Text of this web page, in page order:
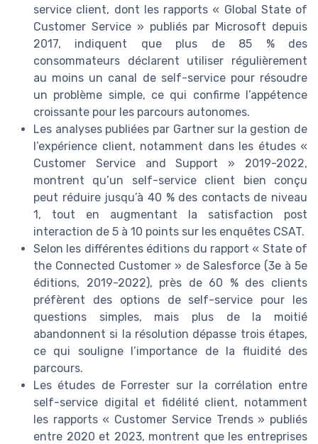
service client, dont les rapports « Global State of
Customer Service » publiés par Microsoft depuis
2017, indiquent que plus de 85 % des
consommateurs déclarent utiliser régulièrement
au moins un canal de self-service pour résoudre
un problème simple, ce qui confirme l’appétence
croissante pour les parcours autonomes.
Les analyses publiées par Gartner sur la gestion de
l’expérience client, notamment dans les études «
Customer Service and Support » 2019-2022,
montrent qu’un self-service client bien conçu
peut réduire jusqu’à 40 % des contacts de niveau
1, tout en augmentant la satisfaction post
interaction de 5 à 10 points sur les enquêtes CSAT.
Selon les différentes éditions du rapport « State of
the Connected Customer » de Salesforce (3e à 5e
éditions, 2019-2022), près de 60 % des clients
préfèrent des options de self-service pour les
questions simples, mais plus de la moitié
abandonnent si la résolution dépasse trois étapes,
ce qui souligne l’importance de la fluidité des
parcours.
Les études de Forrester sur la corrélation entre
self-service digital et fidélité client, notamment
les rapports « Customer Service Trends » publiés
entre 2020 et 2023, montrent que les entreprises